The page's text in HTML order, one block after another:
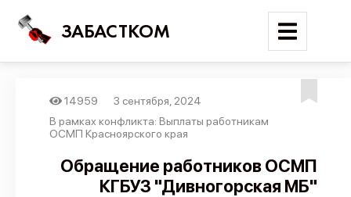
ЗАБАСТКОМ
Войти
Поиск
Новости
14959
3 сентября, 2024
В рамках конфликта: Выплаты работникам
ОСМП Красноярского края
Обращение работников ОСМП
КГБУЗ "Дивногорская МБ"